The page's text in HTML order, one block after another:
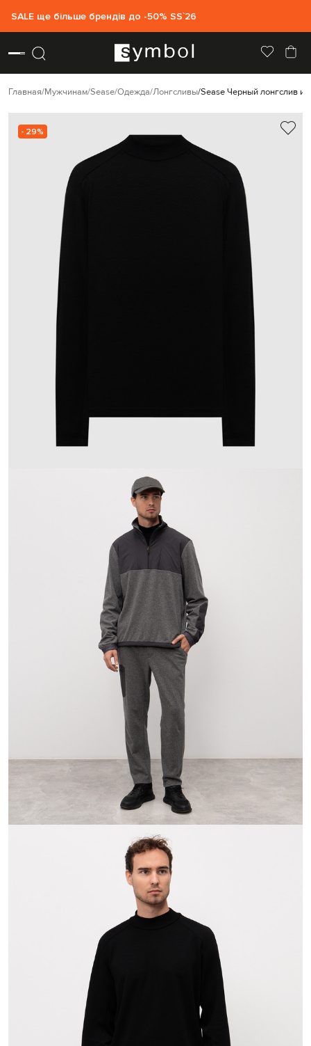
SALE ще більше брендів до -50% SS`26
Главная Мужчинам Sease Одежда Лонгсливы Sease Черный лонгслив
- 29%